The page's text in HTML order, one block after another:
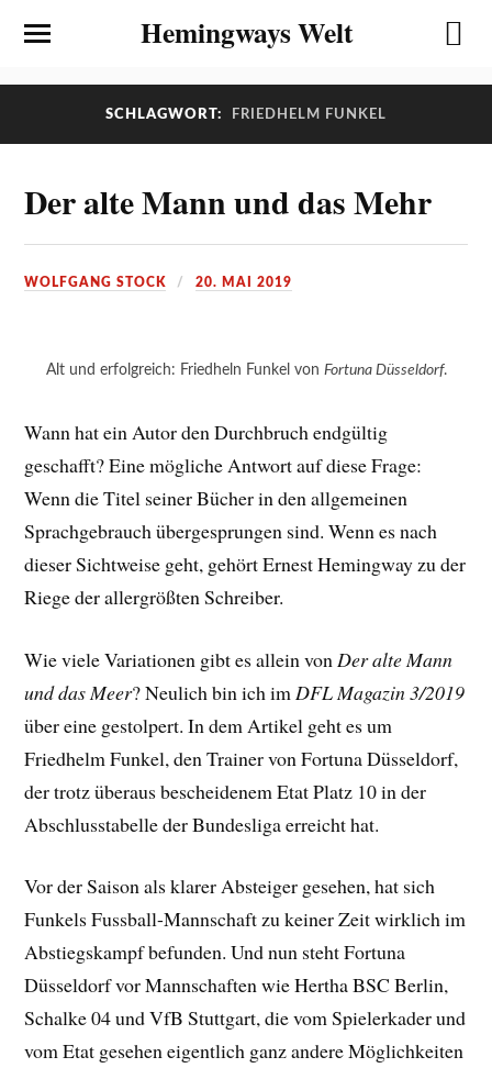
Hemingways Welt
SCHLAGWORT: FRIEDHELM FUNKEL
Der alte Mann und das Mehr
WOLFGANG STOCK 20. MAI 2019
Alt und erfolgreich: Friedheln Funkel von Fortuna Düsseldorf.
Wann hat ein Autor den Durchbruch endgültig
geschafft? Eine mögliche Antwort auf diese Frage:
Wenn die Titel seiner Bücher in den allgemeinen
Sprachgebrauch übergesprungen sind. Wenn es nach
dieser Sichtweise geht, gehört Ernest Hemingway zu der
Riege der allergrößten Schreiber.
Wie viele Variationen gibt es allein von Der alte Mann
und das Meer? Neulich bin ich im DFL Magazin 3/2019
über eine gestolpert. In dem Artikel geht es um
Friedhelm Funkel, den Trainer von Fortuna Düsseldorf,
der trotz überaus bescheidenem Etat Platz 10 in der
Abschlusstabelle der Bundesliga erreicht hat.
Vor der Saison als klarer Absteiger gesehen, hat sich
Funkels Fussball-Mannschaft zu keiner Zeit wirklich im
Abstiegskampf befunden. Und nun steht Fortuna
Düsseldorf vor Mannschaften wie Hertha BSC Berlin,
Schalke 04 und VfB Stuttgart, die vom Spielerkader und
vom Etat gesehen eigentlich ganz andere Möglichkeiten